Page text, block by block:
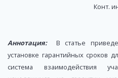
Конт.
Аннотация:В статье
установке гарантийных сроков
система взаимодействия